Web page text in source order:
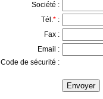
Société :
Tél.* :
Fax :
Email :
Code de sécurité :